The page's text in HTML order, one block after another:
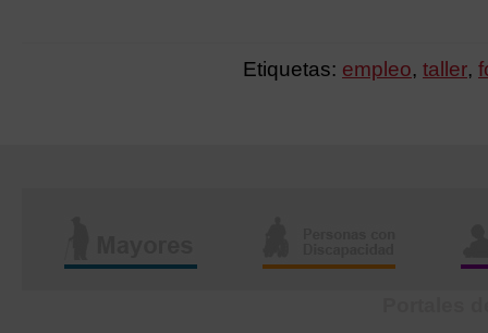
Etiquetas: empleo, taller,